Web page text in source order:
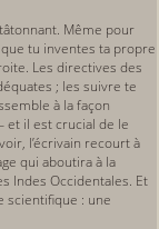
Même pour
tu inventes ta propre
Les directives des
; les suivre te
à la façon
et il est crucial de le
l’écrivain recourt à
qui aboutira à la
Indes Occidentales. Et
scientifique : une